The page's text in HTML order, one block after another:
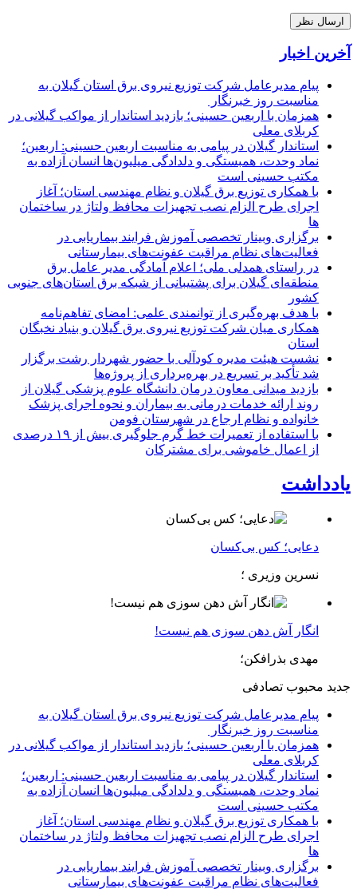
آخرین اخبار
پیام مدیرعامل شركت توزیع نیروی برق استان گیلان به
مناسبت روز خبرنگار ‌
همزمان با اربعین حسینی؛ بازدید استاندار از مواکب گیلانی در
کربلای معلی
استاندار گیلان در پیامی به مناسبت اربعین حسینی: اربعین؛
نماد وحدت، همبستگی و دلدادگی میلیون‌ها انسان آزاده به
مکتب حسینی است
با همکاری توزیع برق گیلان و نظام مهندسی استان؛ آغاز
اجرای طرح الزام نصب تجهیزات محافظ ولتاژ در ساختمان
ها
برگزاری وبینار تخصصی آموزش فرایند بیماریابی در
فعالیت‌های نظام مراقبت عفونت‌های بیمارستانی
در راستای همدلی ملی؛ اعلام آمادگی مدیر عامل برق
منطقه‌ای گیلان برای پشتیبانی از شبكه برق استان‌های جنوبی
كشور
با هدف بهره‌گیری از توانمندی علمی: امضای تفاهم‌نامه
همكاری میان شركت توزیع نیروی برق گیلان و بنیاد نخبگان
استان
نشست هیئت مدیره کودآلی با حضور شهردار رشت برگزار
شد تأکید بر تسریع در بهره‌برداری از پروژه‌ها
بازدید میدانی معاون درمان دانشگاه علوم پزشکی گیلان از
روند ارائه خدمات درمانی به بیماران و نحوه اجرای پزشک
خانواده و نظام ارجاع در شهرستان فومن
با استفاده از تعمیرات خط گرم جلوگیری بیش از ۱۹ درصدی
از اعمال خاموشی برای مشتركان
یادداشت
دعایی؛ کس بی‌کسان
نسرین وزیری ؛
انگار آش دهن سوزی هم نیست!
مهدی بذرافکن؛
جدید محبوب تصادفی
پیام مدیرعامل شركت توزیع نیروی برق استان گیلان به
مناسبت روز خبرنگار ‌
همزمان با اربعین حسینی؛ بازدید استاندار از مواکب گیلانی در
کربلای معلی
استاندار گیلان در پیامی به مناسبت اربعین حسینی: اربعین؛
نماد وحدت، همبستگی و دلدادگی میلیون‌ها انسان آزاده به
مکتب حسینی است
با همکاری توزیع برق گیلان و نظام مهندسی استان؛ آغاز
اجرای طرح الزام نصب تجهیزات محافظ ولتاژ در ساختمان
ها
برگزاری وبینار تخصصی آموزش فرایند بیماریابی در
فعالیت‌های نظام مراقبت عفونت‌های بیمارستانی